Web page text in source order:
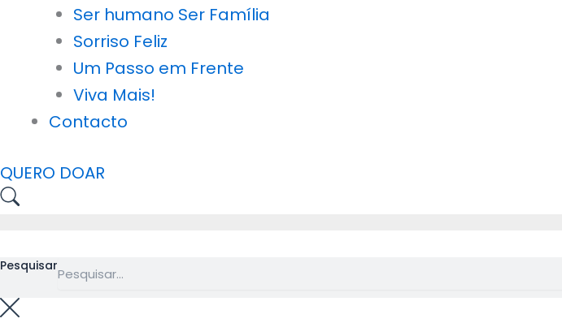
Ser humano Ser Família
Sorriso Feliz
Um Passo em Frente
Viva Mais!
Contacto
QUERO DOAR
Pesquisar